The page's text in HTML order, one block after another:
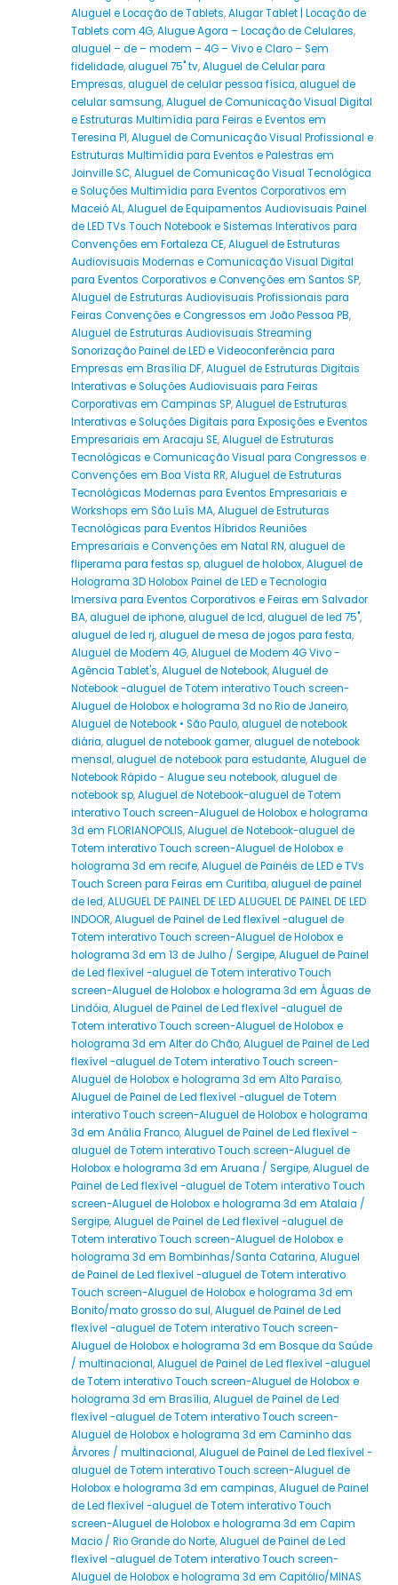
Aluguel e Locação de Tablets,Alugar Tablet | Locação de
Tablets com 4G,Alugue Agora – Locação de Celulares,
aluguel – de – modem – 4G – Vivo e Claro – Sem
fidelidade,aluguel 75" tv,Aluguel de Celular para
Empresas,aluguel de celular pessoa física,aluguel de
celular samsung,Aluguel de Comunicação Visual Digital
e Estruturas Multimídia para Feiras e Eventos em
Teresina PI,Aluguel de Comunicação Visual Profissional e
Estruturas Multimídia para Eventos e Palestras em
Joinville SC,Aluguel de Comunicação Visual Tecnológica
e Soluções Multimídia para Eventos Corporativos em
Maceió AL,Aluguel de Equipamentos Audiovisuais Painel
de LED TVs Touch Notebook e Sistemas Interativos para
Convenções em Fortaleza CE,Aluguel de Estruturas
Audiovisuais Modernas e Comunicação Visual Digital
para Eventos Corporativos e Convenções em Santos SP,
Aluguel de Estruturas Audiovisuais Profissionais para
Feiras Convenções e Congressos em João Pessoa PB,
Aluguel de Estruturas Audiovisuais Streaming
Sonorização Painel de LED e Videoconferência para
Empresas em Brasília DF,Aluguel de Estruturas Digitais
Interativas e Soluções Audiovisuais para Feiras
Corporativas em Campinas SP,Aluguel de Estruturas
Interativas e Soluções Digitais para Exposições e Eventos
Empresariais em Aracaju SE,Aluguel de Estruturas
Tecnológicas e Comunicação Visual para Congressos e
Convenções em Boa Vista RR,Aluguel de Estruturas
Tecnológicas Modernas para Eventos Empresariais e
Workshops em São Luís MA,Aluguel de Estruturas
Tecnológicas para Eventos Híbridos Reuniões
Empresariais e Convenções em Natal RN,aluguel de
fliperama para festas sp,aluguel de holobox,Aluguel de
Holograma 3D Holobox Painel de LED e Tecnologia
Imersiva para Eventos Corporativos e Feiras em Salvador
BA,aluguel de iphone,aluguel de lcd,aluguel de led 75",
aluguel de led rj,aluguel de mesa de jogos para festa,
Aluguel de Modem 4G,Aluguel de Modem 4G Vivo -
Agência Tablet's,Aluguel de Notebook,Aluguel de
Notebook -aluguel de Totem interativo Touch screen-
Aluguel de Holobox e holograma 3d no Rio de Janeiro,
Aluguel de Notebook • São Paulo,aluguel de notebook
diária,aluguel de notebook gamer,aluguel de notebook
mensal,aluguel de notebook para estudante,Aluguel de
Notebook Rápido - Alugue seu notebook,aluguel de
notebook sp,Aluguel de Notebook-aluguel de Totem
interativo Touch screen-Aluguel de Holobox e holograma
3d em FLORIANOPOLIS,Aluguel de Notebook-aluguel de
Totem interativo Touch screen-Aluguel de Holobox e
holograma 3d em recife,Aluguel de Painéis de LED e TVs
Touch Screen para Feiras em Curitiba,aluguel de painel
de led,ALUGUEL DE PAINEL DE LED ALUGUEL DE PAINEL DE LED
INDOOR,Aluguel de Painel de Led flexível -aluguel de
Totem interativo Touch screen-Aluguel de Holobox e
holograma 3d em 13 de Julho / Sergipe,Aluguel de Painel
de Led flexível -aluguel de Totem interativo Touch
screen-Aluguel de Holobox e holograma 3d em Águas de
Lindóia,Aluguel de Painel de Led flexível -aluguel de
Totem interativo Touch screen-Aluguel de Holobox e
holograma 3d em Alter do Chão,Aluguel de Painel de Led
flexível -aluguel de Totem interativo Touch screen-
Aluguel de Holobox e holograma 3d em Alto Paraíso,
Aluguel de Painel de Led flexível -aluguel de Totem
interativo Touch screen-Aluguel de Holobox e holograma
3d em Anália Franco,Aluguel de Painel de Led flexível -
aluguel de Totem interativo Touch screen-Aluguel de
Holobox e holograma 3d em Aruana / Sergipe,Aluguel de
Painel de Led flexível -aluguel de Totem interativo Touch
screen-Aluguel de Holobox e holograma 3d em Atalaia /
Sergipe,Aluguel de Painel de Led flexível -aluguel de
Totem interativo Touch screen-Aluguel de Holobox e
holograma 3d em Bombinhas/Santa Catarina,Aluguel
de Painel de Led flexível -aluguel de Totem interativo
Touch screen-Aluguel de Holobox e holograma 3d em
Bonito/mato grosso do sul,Aluguel de Painel de Led
flexível -aluguel de Totem interativo Touch screen-
Aluguel de Holobox e holograma 3d em Bosque da Saúde
/ multinacional,Aluguel de Painel de Led flexível -aluguel
de Totem interativo Touch screen-Aluguel de Holobox e
holograma 3d em Brasília,Aluguel de Painel de Led
flexível -aluguel de Totem interativo Touch screen-
Aluguel de Holobox e holograma 3d em Caminho das
Árvores / multinacional,Aluguel de Painel de Led flexível -
aluguel de Totem interativo Touch screen-Aluguel de
Holobox e holograma 3d em campinas,Aluguel de Painel
de Led flexível -aluguel de Totem interativo Touch
screen-Aluguel de Holobox e holograma 3d em Capim
Macio / Rio Grande do Norte,Aluguel de Painel de Led
flexível -aluguel de Totem interativo Touch screen-
Aluguel de Holobox e holograma 3d em Capitólio/MINAS